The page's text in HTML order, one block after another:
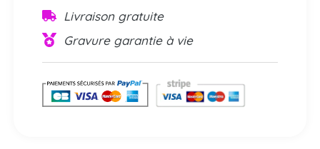
Livraison gratuite
Gravure garantie à vie